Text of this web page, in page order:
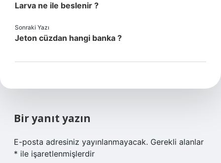
Larva ne ile beslenir ?
Sonraki Yazı
Jeton cüzdan hangi banka ?
Bir yanıt yazın
E-posta adresiniz yayınlanmayacak. Gerekli alanlar
* ile işaretlenmişlerdir